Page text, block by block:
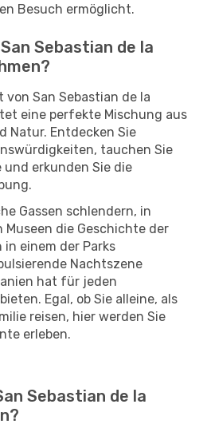
Besuch ermöglicht.
Sebastian de la
von San Sebastian de la
eine perfekte Mischung aus
Natur. Entdecken Sie
tauchen Sie
und erkunden Sie die
Gassen schlendern, in
Museen die Geschichte der
einem der Parks
Nachtszene
hat für jeden
Egal, ob Sie alleine, als
reisen, hier werden Sie
erleben.
Sebastian de la